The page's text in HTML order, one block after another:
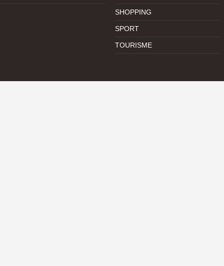
SHOPPING
SPORT
TOURISME